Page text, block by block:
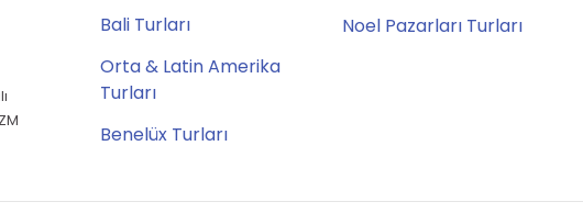
Bali Turları
Orta & Latin Amerika
Turları
Benelüx Turları
Noel Pazarları Turları